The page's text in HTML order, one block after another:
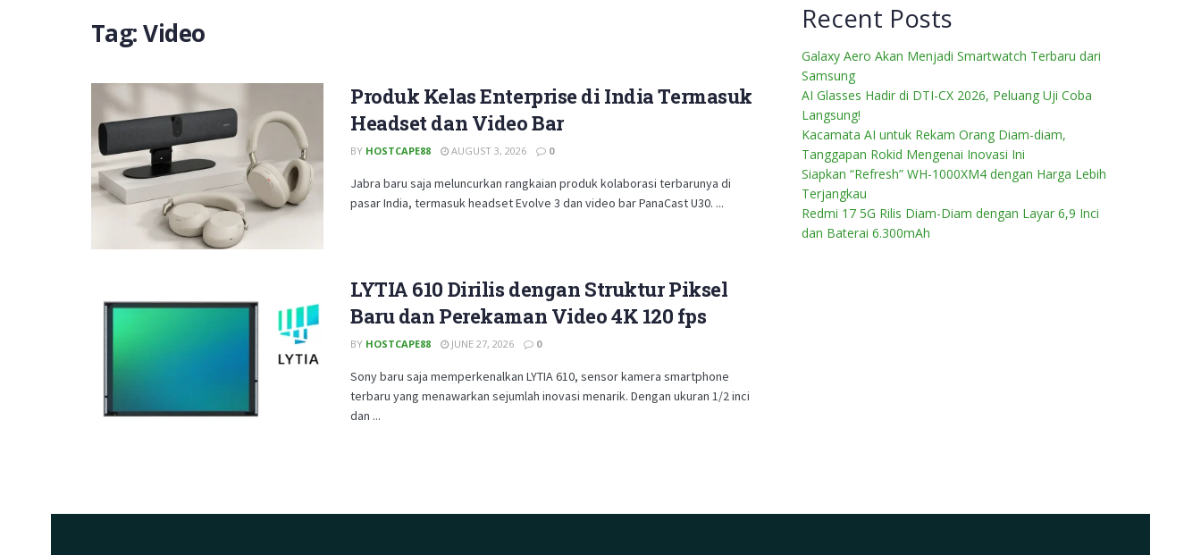
Tag:Video
Produk Kelas Enterprise di India Termasuk
Headset dan Video Bar
BY HOSTCAPE88 AUGUST 3, 2026 0
Jabra baru saja meluncurkan rangkaian produk kolaborasi terbarunya di
pasar India, termasuk headset Evolve 3 dan video bar PanaCast U30. ...
LYTIA 610 Dirilis dengan Struktur Piksel
Baru dan Perekaman Video 4K 120 fps
BY HOSTCAPE88 JUNE 27, 2026 0
Sony baru saja memperkenalkan LYTIA 610, sensor kamera smartphone
terbaru yang menawarkan sejumlah inovasi menarik. Dengan ukuran 1/2 inci
dan ...
Recent Posts
Galaxy Aero Akan Menjadi Smartwatch Terbaru dari
Samsung
AI Glasses Hadir di DTI-CX 2026, Peluang Uji Coba
Langsung!
Kacamata AI untuk Rekam Orang Diam-diam,
Tanggapan Rokid Mengenai Inovasi Ini
Siapkan “Refresh” WH-1000XM4 dengan Harga Lebih
Terjangkau
Redmi 17 5G Rilis Diam-Diam dengan Layar 6,9 Inci
dan Baterai 6.300mAh